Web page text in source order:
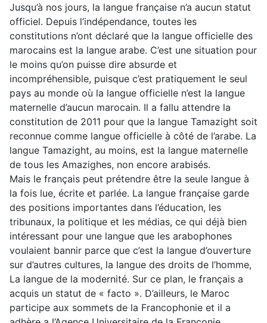
Jusqu’à nos jours, la langue française n’a aucun statut
officiel. Depuis l’indépendance, toutes les
constitutions n’ont déclaré que la langue officielle des
marocains est la langue arabe. C’est une situation pour
le moins qu’on puisse dire absurde et
incompréhensible, puisque c’est pratiquement le seul
pays au monde où la langue officielle n’est la langue
maternelle d’aucun marocain. Il a fallu attendre la
constitution de 2011 pour que la langue Tamazight soit
reconnue comme langue officielle à côté de l’arabe. La
langue Tamazight, au moins, est la langue maternelle
de tous les Amazighes, non encore arabisés.
Mais le français peut prétendre être la seule langue à
la fois lue, écrite et parlée. La langue française garde
des positions importantes dans l’éducation, les
tribunaux, la politique et les médias, ce qui déjà bien
intéressant pour une langue que les arabophones
voulaient bannir parce que c’est la langue d’ouverture
sur d’autres cultures, la langue des droits de l’homme,
La langue de la modernité. Sur ce plan, le français a
acquis un statut de « facto ». D’ailleurs, le Maroc
participe aux sommets de la Francophonie et il a